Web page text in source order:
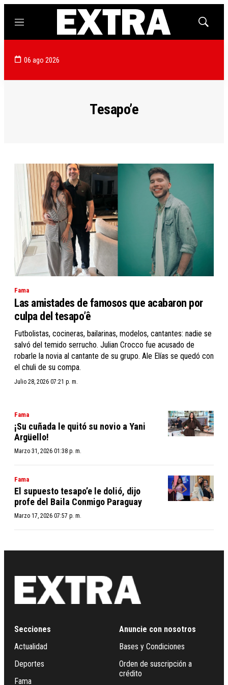
Menú
Mostrar
06 ago 2026
Tesapo’e
Fama
Las amistades de famosos que acabaron por
culpa del tesapo’ê
Futbolistas, cocineras, bailarinas, modelos, cantantes: nadie se
salvó del temido serrucho. Julian Crocco fue acusado de
robarle la novia al cantante de su grupo. Ale Elías se quedó con
el chuli de su compa.
Julio 28, 2026 07:21 p. m.
Fama
¡Su cuñada le quitó su novio a Yani
Argüello!
Marzo 31, 2026 01:38 p. m.
Fama
El supuesto tesapo’e le dolió, dijo
profe del Baila Conmigo Paraguay
Marzo 17, 2026 07:57 p. m.
Secciones
Actualidad
Deportes
Fama
Anuncie con nosotros
Bases y Condiciones
Orden de suscripción a
crédito